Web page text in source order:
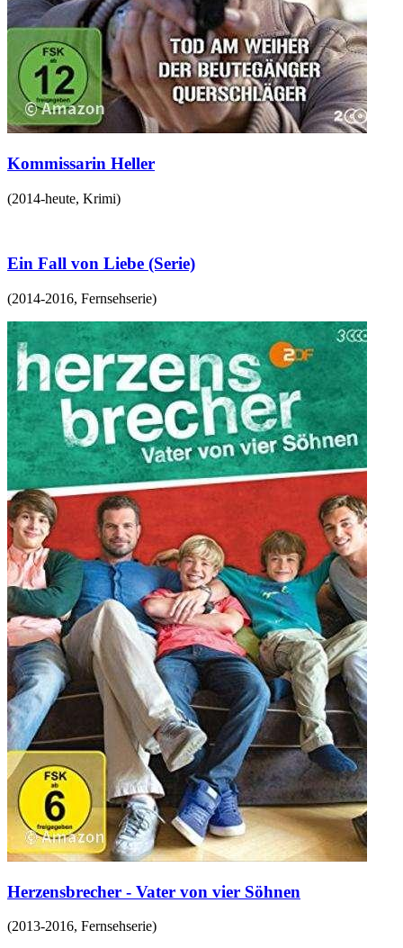
Kommissarin Heller
(2014-heute, Krimi)
Ein Fall von Liebe (Serie)
(2014-2016, Fernsehserie)
Herzensbrecher - Vater von vier Söhnen
(2013-2016, Fernsehserie)